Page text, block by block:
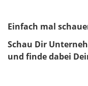
Einfach mal
Schau Dir
und finde dabei